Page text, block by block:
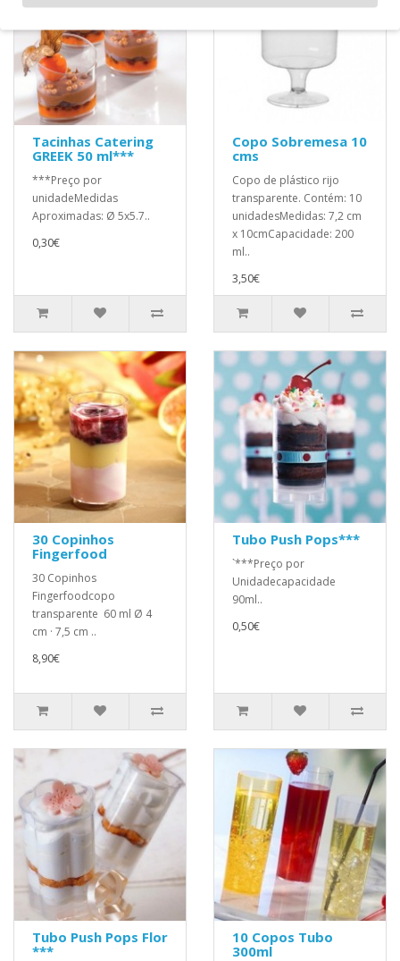
Tacinhas Catering
GREEK 50 ml***
***Preço por
unidadeMedidas
Aproximadas: Ø 5x5.7..
0,30€
Copo Sobremesa 10
cms
Copo de plástico rijo
transparente. Contém: 10
unidadesMedidas: 7,2 cm
x 10cmCapacidade: 200
ml..
3,50€
30 Copinhos
Fingerfood
30 Copinhos
Fingerfoodcopo
transparente 60 ml Ø 4
cm · 7,5 cm ..
8,90€
Tubo Push Pops***
`***Preço por
Unidadecapacidade
90ml..
0,50€
Tubo Push Pops Flor
***
10 Copos Tubo
300ml